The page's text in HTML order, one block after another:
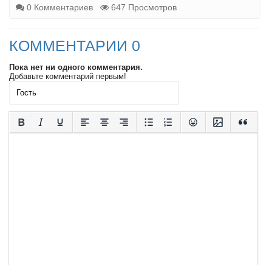
0 Комментариев
647 Просмотров
КОММЕНТАРИИ 0
Пока нет ни одного комментария.
Добавьте комментарий первым!